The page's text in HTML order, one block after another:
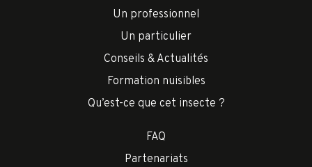
Un professionnel
Un particulier
Conseils & Actualités
Formation nuisibles
Qu’est-ce que cet insecte ?
FAQ
Partenariats